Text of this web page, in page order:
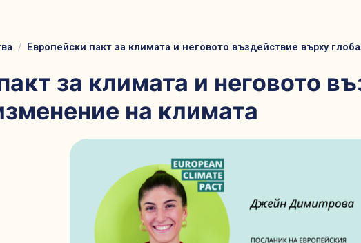
Европейски пакт за климата и неговото въздействие върху
за климата и неговото
на климата